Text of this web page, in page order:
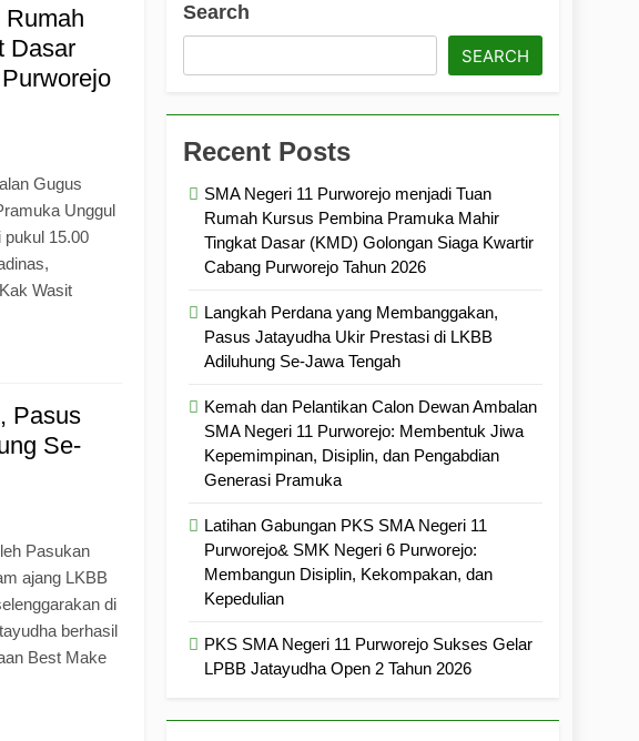
Generasi Pramuka
Rumah
Dasar
Gugus
Unggul
pukul 15.00
Wasit
Pasus
Se-
Pasukan
ajang LKBB
di
berhasil
Best Make
Search
SEARCH
Recent Posts
SMA Negeri 11 Purworejo menjadi Tuan
Rumah Kursus Pembina Pramuka Mahir
Tingkat Dasar (KMD) Golongan Siaga Kwartir
Cabang Purworejo Tahun 2026
Langkah Perdana yang Membanggakan,
Pasus Jatayudha Ukir Prestasi di LKBB
Adiluhung Se-Jawa Tengah
Kemah dan Pelantikan Calon Dewan Ambalan
SMA Negeri 11 Purworejo: Membentuk Jiwa
Kepemimpinan, Disiplin, dan Pengabdian
Generasi Pramuka
Latihan Gabungan PKS SMA Negeri 11
Purworejo& SMK Negeri 6 Purworejo:
Membangun Disiplin, Kekompakan, dan
Kepedulian
PKS SMA Negeri 11 Purworejo Sukses Gelar
LPBB Jatayudha Open 2 Tahun 2026